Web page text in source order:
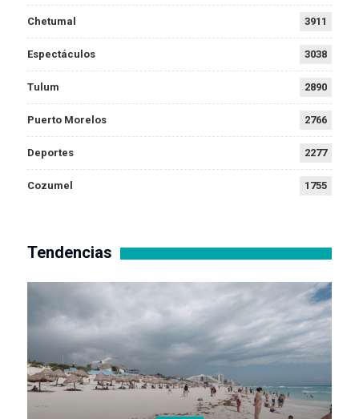
Chetumal 3911
Espectáculos 3038
Tulum 2890
Puerto Morelos 2766
Deportes 2277
Cozumel 1755
Tendencias